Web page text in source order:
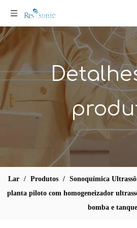
Lar / Produtos / Sonoquímica
planta piloto com homogeneizador
bomba e tanque